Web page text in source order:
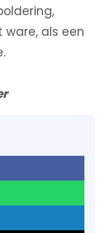
als een